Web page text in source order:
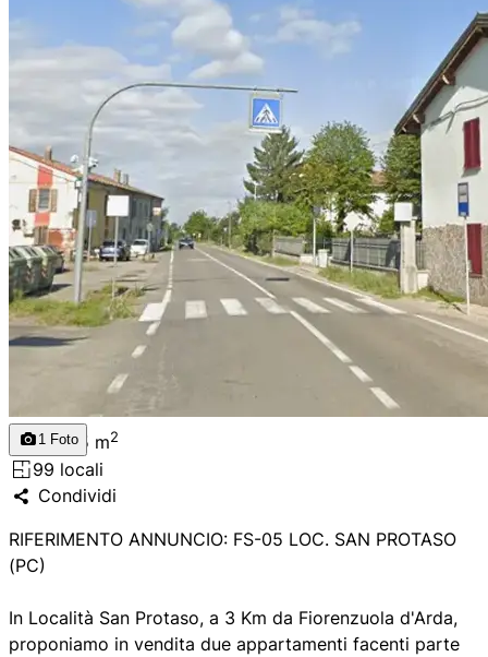
1 Foto
175175 m2
99 locali
Condividi
RIFERIMENTO ANNUNCIO: FS-05 LOC. SAN PROTASO
(PC)
In Località San Protaso, a 3 Km da Fiorenzuola d'Arda,
proponiamo in vendita due appartamenti facenti parte